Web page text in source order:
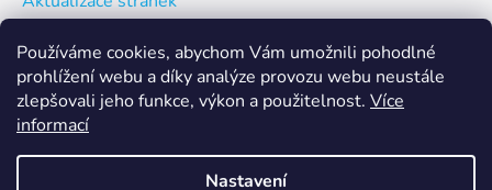
Používáme cookies, abychom Vám umožnili pohodlné
prohlížení webu a díky analýze provozu webu neustále
zlepšovali jeho funkce, výkon a použitelnost. Více
informací
Nastavení
berninacentrum-av.cz